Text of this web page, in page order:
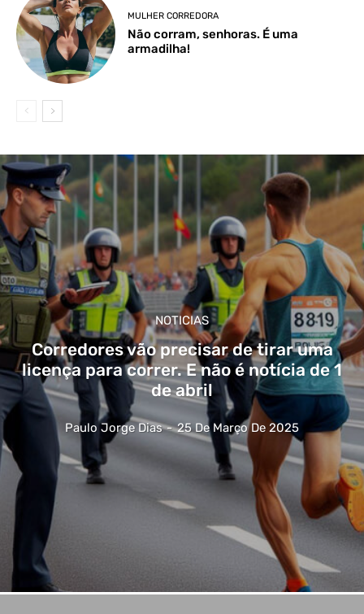
MULHER CORREDORA
Não corram, senhoras. É uma
armadilha!
NOTICIAS
Corredores vão precisar de tirar uma
licença para correr. E não é notícia de 1
de abril
Paulo Jorge Dias - 25 De Março De 2025